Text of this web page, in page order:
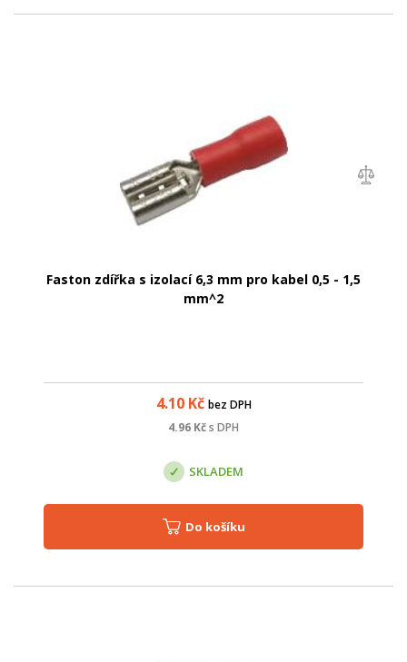
Faston zdířka s izolací 6,3 mm pro kabel 0,5 - 1,5
mm^2
4.10Kč bez DPH
4.96 Kčs DPH
SKLADEM
Do košíku